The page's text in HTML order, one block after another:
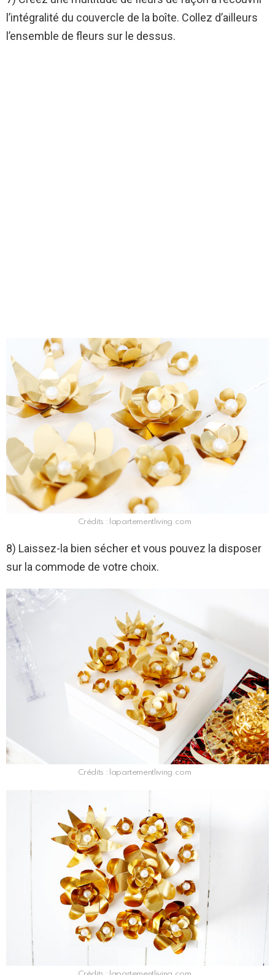
l’intégralité du couvercle de la boîte. Collez d’ailleurs
l’ensemble de fleurs sur le dessus.
Crédits : lapartementliving.com
8) Laissez-la bien sécher et vous pouvez la disposer
sur la commode de votre choix.
Crédits : lapartementliving.com